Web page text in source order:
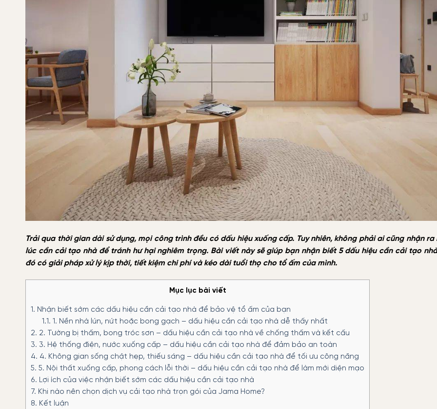
Trải qua thời gian dài sử dụng, mọi công trình đều có dấu hiệu xuống cấp. Tuy nhiên, không phải ai cũng nhận ra
lúc cần cải tạo nhà để tránh hư hại nghiêm trọng. Bài viết này sẽ giúp bạn nhận biết 5 dấu hiệu cần cải tạo
đó có giải pháp xử lý kịp thời, tiết kiệm chi phí và kéo dài tuổi thọ cho tổ ấm của mình.
Mục lục bài viết
1. Nhận biết sớm các dấu hiệu cần cải tạo nhà để bảo vệ tổ ấm của bạn
1.1. 1. Nền nhà lún, nứt hoặc bong gạch – dấu hiệu cần cải tạo nhà dễ thấy nhất
2. 2. Tường bị thấm, bong tróc sơn – dấu hiệu cần cải tạo nhà về chống thấm và kết cấu
3. 3. Hệ thống điện, nước xuống cấp – dấu hiệu cần cải tạo nhà để đảm bảo an toàn
4. 4. Không gian sống chật hẹp, thiếu sáng – dấu hiệu cần cải tạo nhà để tối ưu công năng
5. 5. Nội thất xuống cấp, phong cách lỗi thời – dấu hiệu cần cải tạo nhà để làm mới diện mạo
6. Lợi ích của việc nhận biết sớm các dấu hiệu cần cải tạo nhà
7. Khi nào nên chọn dịch vụ cải tạo nhà trọn gói của Jama Home?
8. Kết luận